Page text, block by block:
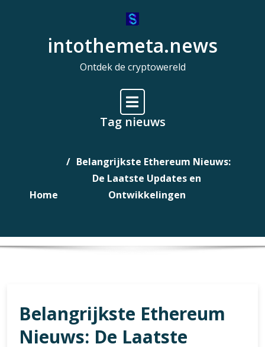
intothemeta.news
Ontdek de cryptowereld
Tag nieuws
Home
Belangrijkste Ethereum Nieuws:
De Laatste Updates en
Ontwikkelingen
Belangrijkste Ethereum
Nieuws: De Laatste